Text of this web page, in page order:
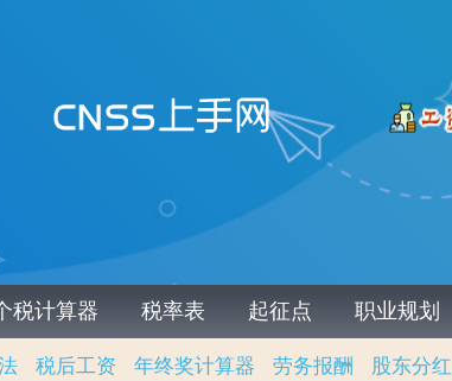
税计算器 税率表 起征点 职业规划
税后工资 年终奖计算器 劳务报酬 股东分红